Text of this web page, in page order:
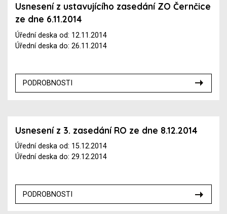
Usnesení z ustavujícího zasedání ZO Černčice
ze dne 6.11.2014
Úřední deska od: 12.11.2014
Úřední deska do: 26.11.2014
PODROBNOSTI
Usnesení z 3. zasedání RO ze dne 8.12.2014
Úřední deska od: 15.12.2014
Úřední deska do: 29.12.2014
PODROBNOSTI